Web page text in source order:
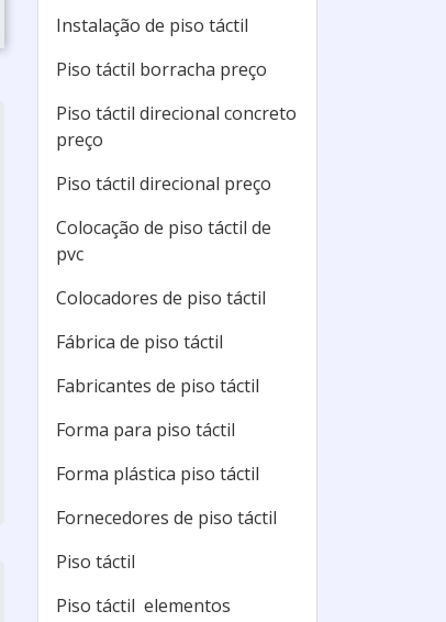
Instalação de piso táctil
Piso táctil borracha preço
Piso táctil direcional concreto
preço
Piso táctil direcional preço
Colocação de piso táctil de
pvc
Colocadores de piso táctil
Fábrica de piso táctil
Fabricantes de piso táctil
Forma para piso táctil
Forma plástica piso táctil
Fornecedores de piso táctil
Piso táctil
Piso táctil elementos